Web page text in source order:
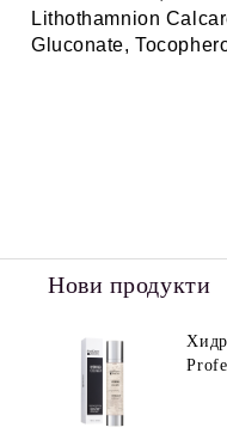
Lithothamnion
Gluconate,
Нови продукти